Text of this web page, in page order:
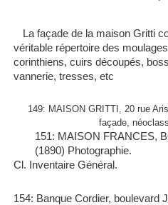
La façade de la maison Gritti
véritable répertoire des
corinthiens, cuirs découpés,
vannerie, tresses, etc
149: MAISON GRITTI, 20 rue
façade,
151: MAISON FRANCES,
(1890) Photographie.
Cl. Inventaire Général.
154: Banque Cordier, boulevard